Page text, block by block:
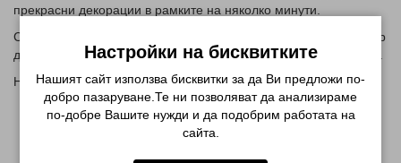
прекрасни декорации в рамките на няколко минути.
Съществуват безкрайни колекции от тях , от френски маникюр
до дизайн за цял нокът, цветя , сърца или различни елементи.
Начин на използване:
нанесете база и цвят по избор
отлепете желаният елемент от картончето със стикери
Настройки на бисквитките
Нашият сайт използва бисквитки за да Ви предложи по-
добро пазаруване.Те ни позволяват да анализираме
по-добре Вашите нужди и да подобрим работата на
сайта.